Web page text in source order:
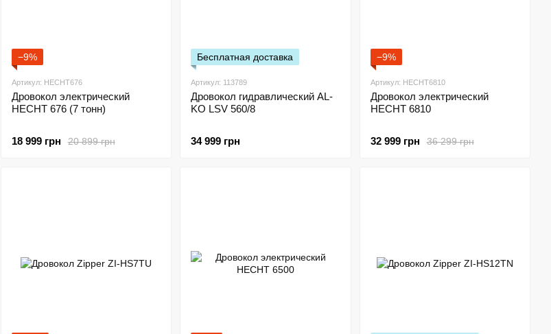
−9%
Артикул: HECHT676
Дровокол электрический
HECHT 676 (7 тонн)
20 899 грн
18 999 грн
Бесплатная доставка
Артикул: 113789
Дровокол гидравлический AL-
KO LSV 560/8
34 999 грн
−9%
Артикул: HECHT6810
Дровокол электрический
HECHT 6810
36 299 грн
32 999 грн